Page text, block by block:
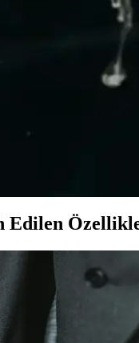
Rahat ve Şık
pamuklu kumaşı ve
Seçenekleri
ortamda tercih edilir.
farklı kesim ve renk
Edilen